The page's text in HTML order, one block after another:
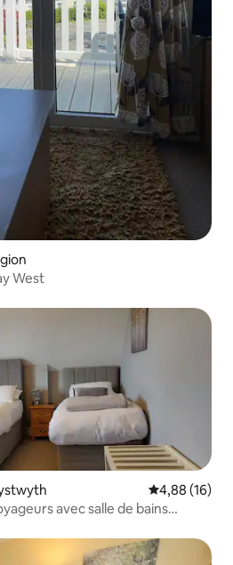
West
Évaluation
4,88 (16)
avec salle de bains